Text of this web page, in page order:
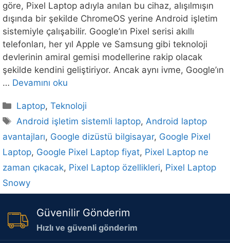
göre, Pixel Laptop adıyla anılan bu cihaz, alışılmışın
dışında bir şekilde ChromeOS yerine Android işletim
sistemiyle çalışabilir. Google’ın Pixel serisi akıllı
telefonları, her yıl Apple ve Samsung gibi teknoloji
devlerinin amiral gemisi modellerine rakip olacak
şekilde kendini geliştiriyor. Ancak aynı ivme, Google’ın
… Devamını oku
Kategoriler
Laptop,Teknoloji
Etiketler
Android işletim sistemli laptop,Android laptop
avantajları, Google dizüstü bilgisayar, Google Pixel
Laptop, Google Pixel Laptop fiyat, Pixel Laptop ne
zaman çıkacak, Pixel Laptop özellikleri, Pixel Laptop
Snowy
Güvenilir Gönderim
Hızlı ve güvenli gönderim